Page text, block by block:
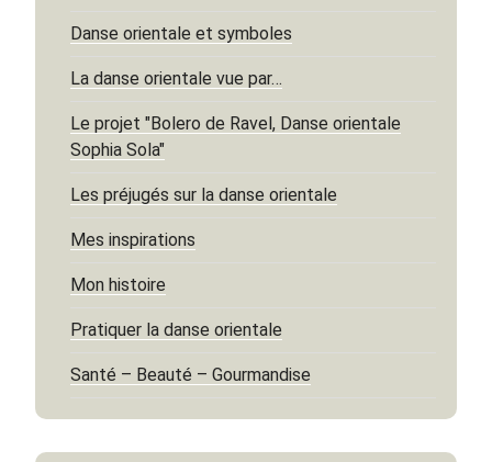
Danse orientale et symboles
La danse orientale vue par…
Le projet "Bolero de Ravel, Danse orientale
Sophia Sola"
Les préjugés sur la danse orientale
Mes inspirations
Mon histoire
Pratiquer la danse orientale
Santé – Beauté – Gourmandise